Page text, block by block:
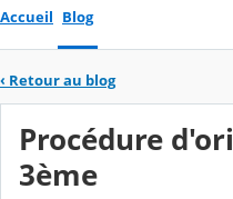
Accueil Blog
‹ Retour au blog
Procédure
3ème